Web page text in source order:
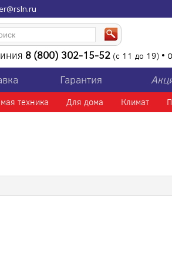
8 (800) 302-15-52 (с 11 до 19)•
Гарантия
техника Для дома Климат